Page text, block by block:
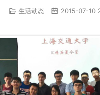
生活动态 2015-07-10